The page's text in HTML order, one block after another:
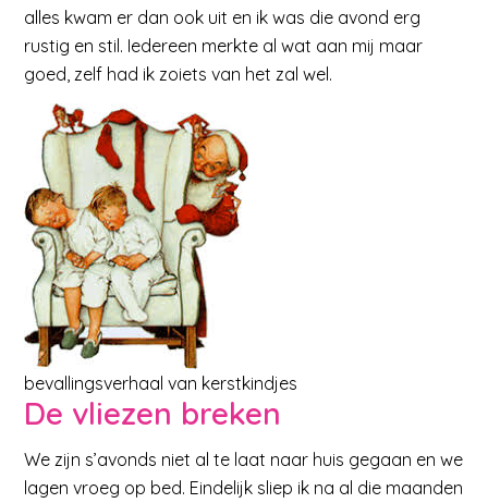
alles kwam er dan ook uit en ik was die avond erg
rustig en stil. Iedereen merkte al wat aan mij maar
goed, zelf had ik zoiets van het zal wel.
bevallingsverhaal van kerstkindjes
De vliezen breken
We zijn s’avonds niet al te laat naar huis gegaan en we
lagen vroeg op bed. Eindelijk sliep ik na al die maanden